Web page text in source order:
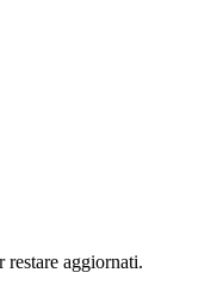
aggiornati.